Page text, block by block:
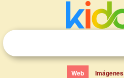
Web Imágenes